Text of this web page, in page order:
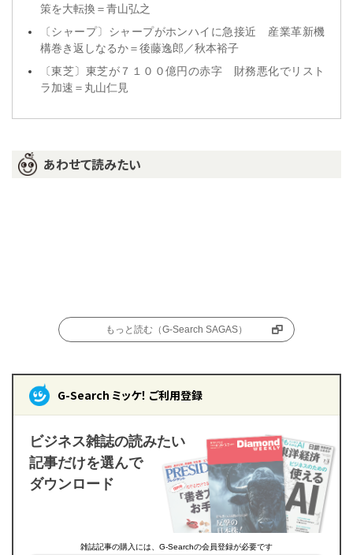
策を大転換＝青山弘之
〔シャープ〕シャープがホンハイに急接近 産業革新機
構巻き返しなるか＝後藤逸郎／秋本裕子
〔東芝〕東芝が７１００億円の赤字 財務悪化でリスト
ラ加速＝丸山仁見
あわせて読みたい
もっと読む（G-Search SAGAS）
G-Search ミッケ！ ご利用登録
ビジネス雑誌の読みたい
記事だけを選んで
ダウンロード
雑誌記事の購入には、G-Searchの会員登録が必要です